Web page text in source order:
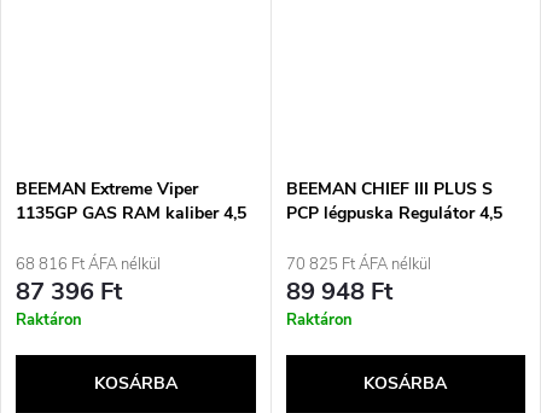
BEEMAN Extreme Viper
1135GP GAS RAM kaliber 4,5
68 816 Ft ÁFA nélkül
87 396 Ft
Raktáron
KOSÁRBA
BEEMAN CHIEF III PLUS S
PCP légpuska Regulátor 4,5
17J-ig
70 825 Ft ÁFA nélkül
89 948 Ft
Raktáron
KOSÁRBA